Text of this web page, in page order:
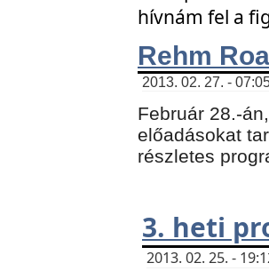
hívnám fel a
Rehm
2013. 02. 27. -
Február 28.-
előadásokat
részletes
3. heti
2013. 02. 25. -